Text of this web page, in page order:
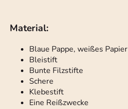
Material:
Blaue Pappe, weißes Papier
Bleistift
Bunte Filzstifte
Schere
Klebestift
Eine Reißzwecke